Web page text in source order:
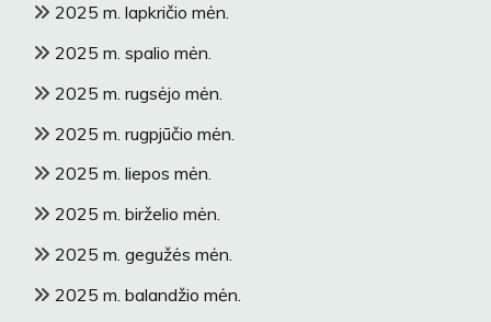
2025 m. lapkričio mėn.
2025 m. spalio mėn.
2025 m. rugsėjo mėn.
2025 m. rugpjūčio mėn.
2025 m. liepos mėn.
2025 m. birželio mėn.
2025 m. gegužės mėn.
2025 m. balandžio mėn.